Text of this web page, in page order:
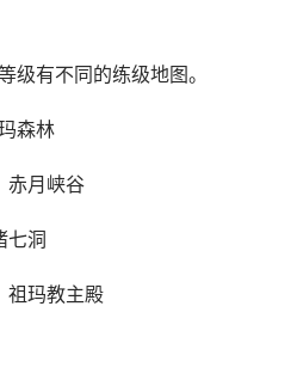
级有不同的练级地图。
森林
赤月峡谷
七洞
祖玛教主殿